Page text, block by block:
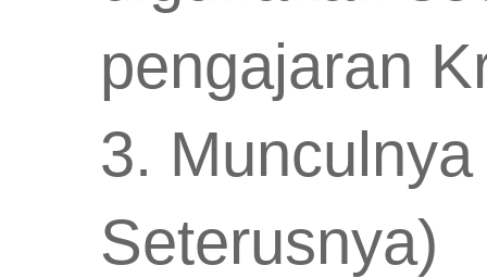
pengajaran
3.
Seterusnya)